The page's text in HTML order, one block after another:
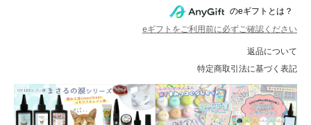
のeギフトとは？
eギフトをご利用前に必ずご確認ください
返品について
特定商取引法に基づく表記